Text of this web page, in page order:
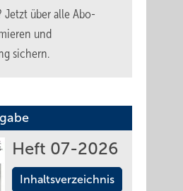
Jetzt über alle Abo-
und
sichern.
Heft 07-2026
Inhaltsverzeichnis